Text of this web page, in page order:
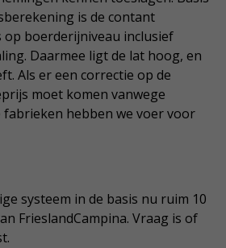
is de contant
boerderijniveau inclusief
Daarmee ligt de lat hoog, en
Als er een correctie op de
moet komen vanwege
hebben we voer voor
systeem in de basis nu ruim 10
FrieslandCampina. Vraag is of